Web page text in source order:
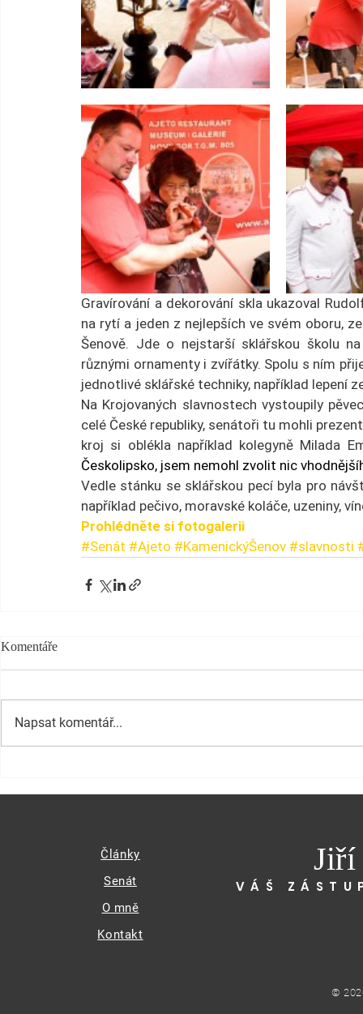
Gravírování a dekorování skla ukazoval
na rytí a jeden z nejlepších ve svém oboru,
Šenově. Jde o nejstarší sklářskou školu
různými ornamenty i zvířátky. Spolu s ním
jednotlivé sklářské techniky, například lepení
Na Krojovaných slavnostech vystoupily
celé České republiky, senátoři tu mohli
kroj si oblékla například kolegyně Milada
Českolipsko, jsem nemohl zvolit nic
Vedle stánku se sklářskou pecí byla pro
například pečivo, moravské koláče, uzeniny,
Prohlédněte si fotogalerii
#Senát #Ajeto #KamenickýŠenov #slavnosti
Komentáře
Napsat komentář...
Články
Senát
O mně
Kontakt
Jiří
VÁŠ
©